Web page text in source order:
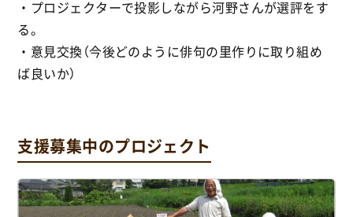
・プロジェクターで投影しながら河野さんが選評をす
る。
・意見交換（今後どのように俳句の里作りに取り組め
ば良いか）
支援募集中のプロジェクト